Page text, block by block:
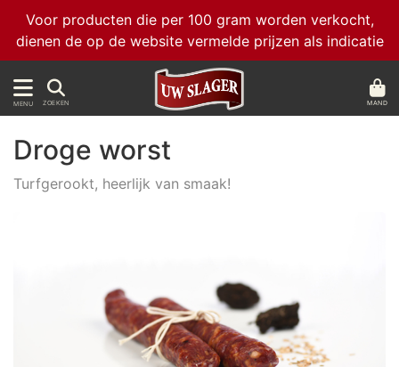
Voor producten die per 100 gram worden verkocht,
dienen de op de website vermelde prijzen als indicatie
MENU ZOEKEN MAND
Droge worst
Turfgerookt, heerlijk van smaak!